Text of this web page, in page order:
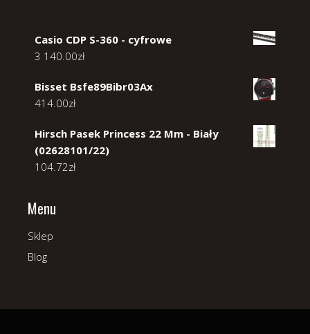
Casio CDP S-360 - cyfrowe
3 140.00zł
Bisset Bsfe89Bibr03Ax
414.00zł
Hirsch Pasek Princess 22 Mm - Biały
(02628101/22)
104.72zł
Menu
Sklep
Blog